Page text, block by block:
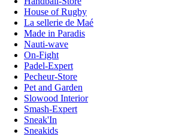
House of Rugby
La sellerie de Maé
Made in Paradis
Nauti-wave
On-Fight
Padel-Expert
Pecheur-Store
Pet and Garden
Slowood Interior
Smash-Expert
Sneak'In
Sneakids